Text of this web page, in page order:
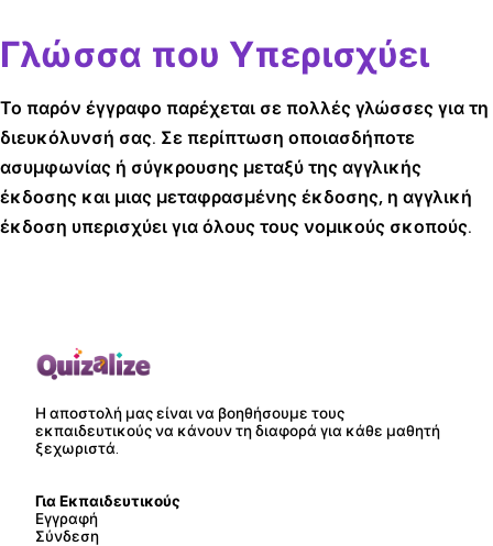
Γλώσσα που Υπερισχύει
Το παρόν έγγραφο παρέχεται σε πολλές γλώσσες για τη
διευκόλυνσή σας. Σε περίπτωση οποιασδήποτε
ασυμφωνίας ή σύγκρουσης μεταξύ της αγγλικής
έκδοσης και μιας μεταφρασμένης έκδοσης, η αγγλική
έκδοση υπερισχύει για όλους τους νομικούς σκοπούς.
Η αποστολή μας είναι να βοηθήσουμε τους
εκπαιδευτικούς να κάνουν τη διαφορά για κάθε μαθητή
ξεχωριστά.
Για Εκπαιδευτικούς
Εγγραφή
Σύνδεση